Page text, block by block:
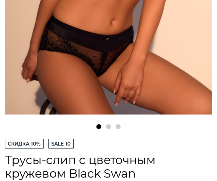
СКИДКА 10% SALE 10
Трусы-слип с цветочным
кружевом Black Swan